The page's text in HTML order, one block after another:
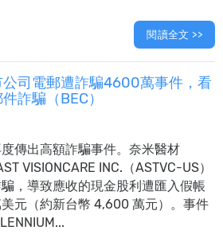
閱讀全文 >>
公司電郵遭詐騙4600萬事件，看
詐騙（BEC）
傳出高額詐騙事件。奈米醫材
VISIONCARE INC.（ASTVC-US）
，導致應收的現金股利遭匯入假帳
元（約新台幣 4,600 萬元）。事件